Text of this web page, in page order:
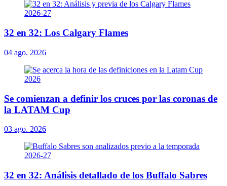
32 en 32: Los Calgary Flames
04 ago. 2026
Se comienzan a definir los cruces por las coronas de
la LATAM Cup
03 ago. 2026
32 en 32: Análisis detallado de los Buffalo Sabres